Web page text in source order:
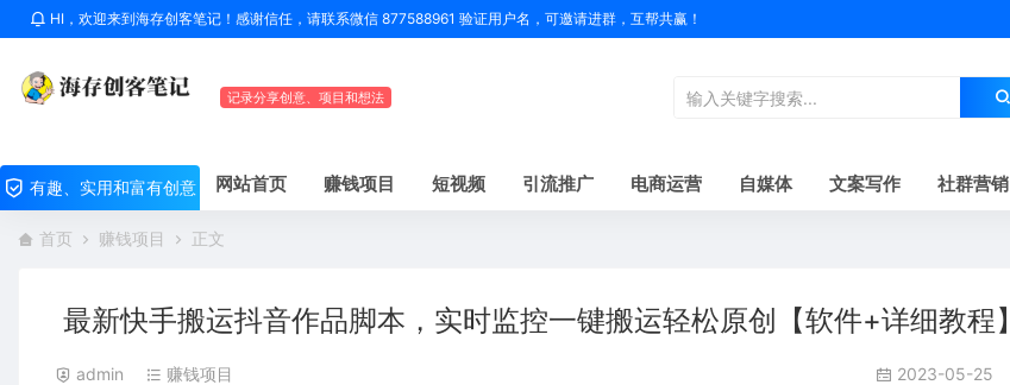
HI，欢迎来到海存创客笔记！感谢信任，请联系微信 877588961 验证用户名，可邀请进群，互帮共赢！
记录分享创意、项目和想法
有趣、实用和富有创意 网站首页 赚钱项目 短视频 引流推广 电商运营 自媒体 文案写作 社群营销
首页 赚钱项目 正文
最新快手搬运抖音作品脚本，实时监控一键搬运轻松原创【软件+详细教程】
admin 赚钱项目 2023-05-25